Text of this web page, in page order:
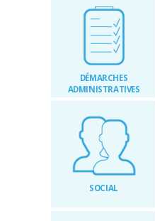
DÉMARCHES
ADMINISTRATIVES
SOCIAL